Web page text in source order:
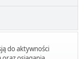
do aktywności